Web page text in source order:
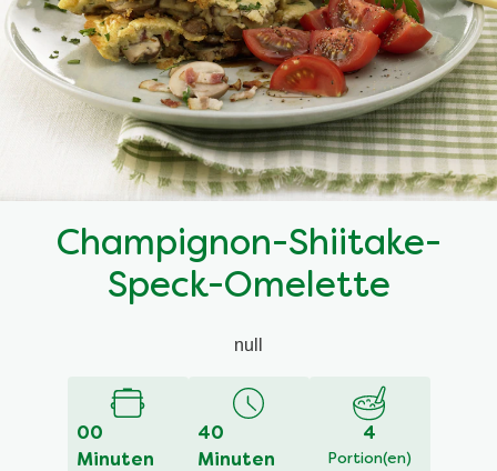
Champignon-Shiitake-
Speck-Omelette
null
00
Minuten
40
Minuten
4
Portion(en)